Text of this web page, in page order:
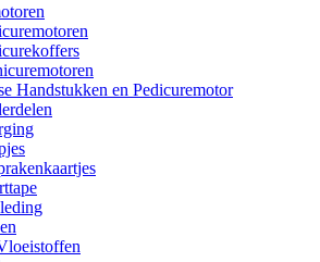
Handstukken en Pedicuremotor